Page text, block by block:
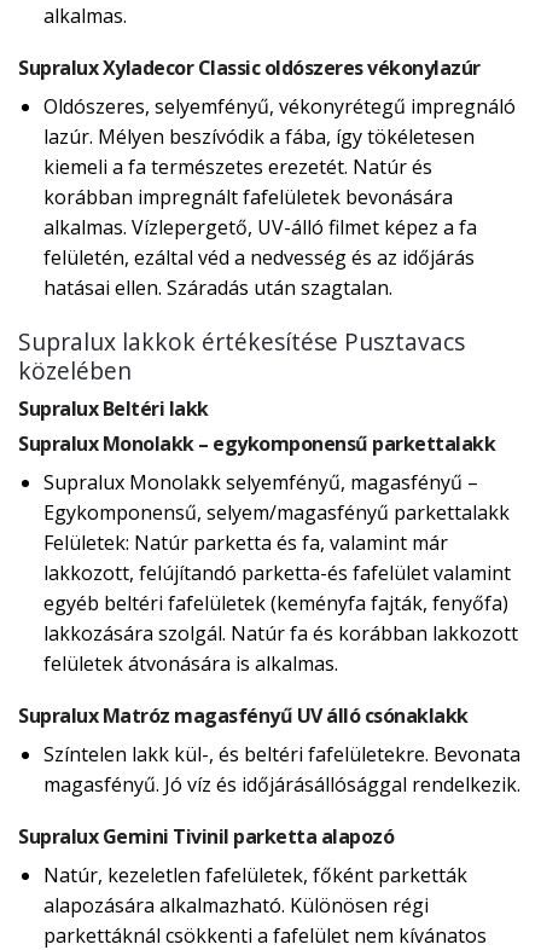
alkalmas.
Supralux Xyladecor Classic oldószeres vékonylazúr
Oldószeres, selyemfényű, vékonyrétegű impregnáló
lazúr. Mélyen beszívódik a fába, így tökéletesen
kiemeli a fa természetes erezetét. Natúr és
korábban impregnált fafelületek bevonására
alkalmas. Vízlepergető, UV-álló filmet képez a fa
felületén, ezáltal véd a nedvesség és az időjárás
hatásai ellen. Száradás után szagtalan.
Supralux lakkok értékesítése Pusztavacs
közelében
Supralux Beltéri lakk
Supralux Monolakk – egykomponensű parkettalakk
Supralux Monolakk selyemfényű, magasfényű –
Egykomponensű, selyem/magasfényű parkettalakk
Felületek: Natúr parketta és fa, valamint már
lakkozott, felújítandó parketta-és fafelület valamint
egyéb beltéri fafelületek (keményfa fajták, fenyőfa)
lakkozására szolgál. Natúr fa és korábban lakkozott
felületek átvonására is alkalmas.
Supralux Matróz magasfényű UV álló csónaklakk
Színtelen lakk kül-, és beltéri fafelületekre. Bevonata
magasfényű. Jó víz és időjárásállósággal rendelkezik.
Supralux Gemini Tivinil parketta alapozó
Natúr, kezeletlen fafelületek, főként parketták
alapozására alkalmazható. Különösen régi
parkettáknál csökkenti a fafelület nem kívánatos